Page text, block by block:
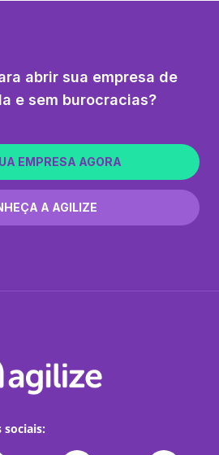
abrir sua empresa de
e sem burocracias?
EMPRESA AGORA
A AGILIZE
sociais: